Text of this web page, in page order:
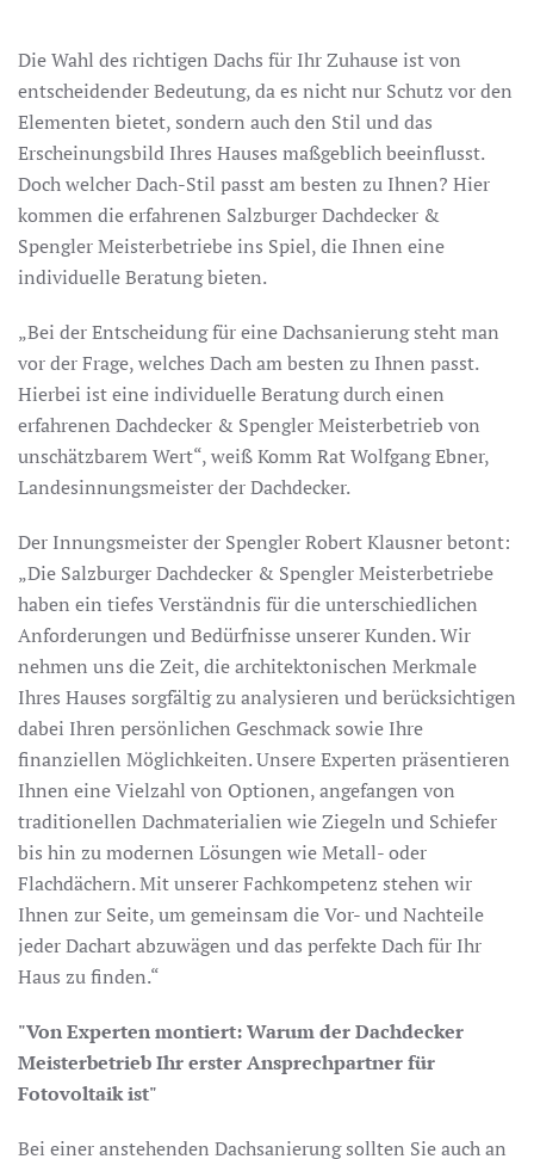
Die Wahl des richtigen Dachs für Ihr Zuhause ist von
entscheidender Bedeutung, da es nicht nur Schutz vor den
Elementen bietet, sondern auch den Stil und das
Erscheinungsbild Ihres Hauses maßgeblich beeinflusst.
Doch welcher Dach-Stil passt am besten zu Ihnen? Hier
kommen die erfahrenen Salzburger Dachdecker &
Spengler Meisterbetriebe ins Spiel, die Ihnen eine
individuelle Beratung bieten.
„Bei der Entscheidung für eine Dachsanierung steht man
vor der Frage, welches Dach am besten zu Ihnen passt.
Hierbei ist eine individuelle Beratung durch einen
erfahrenen Dachdecker & Spengler Meisterbetrieb von
unschätzbarem Wert“, weiß Komm Rat Wolfgang Ebner,
Landesinnungsmeister der Dachdecker.
Der Innungsmeister der Spengler Robert Klausner betont:
„Die Salzburger Dachdecker & Spengler Meisterbetriebe
haben ein tiefes Verständnis für die unterschiedlichen
Anforderungen und Bedürfnisse unserer Kunden. Wir
nehmen uns die Zeit, die architektonischen Merkmale
Ihres Hauses sorgfältig zu analysieren und berücksichtigen
dabei Ihren persönlichen Geschmack sowie Ihre
finanziellen Möglichkeiten. Unsere Experten präsentieren
Ihnen eine Vielzahl von Optionen, angefangen von
traditionellen Dachmaterialien wie Ziegeln und Schiefer
bis hin zu modernen Lösungen wie Metall- oder
Flachdächern. Mit unserer Fachkompetenz stehen wir
Ihnen zur Seite, um gemeinsam die Vor- und Nachteile
jeder Dachart abzuwägen und das perfekte Dach für Ihr
Haus zu finden.“
"Von Experten montiert: Warum der Dachdecker
Meisterbetrieb Ihr erster Ansprechpartner für
Fotovoltaik ist"
Bei einer anstehenden Dachsanierung sollten Sie auch an